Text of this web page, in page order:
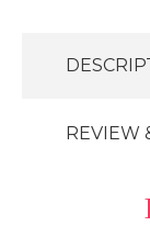
REVIEW